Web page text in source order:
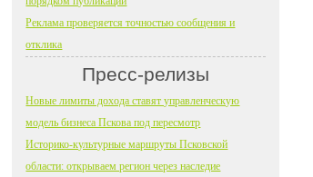
Реклама проверяется точностью сообщения и
отклика
Пресс-релизы
Новые лимиты дохода ставят управленческую
модель бизнеса Пскова под пересмотр
Историко-культурные маршруты Псковской
области: открываем регион через наследие